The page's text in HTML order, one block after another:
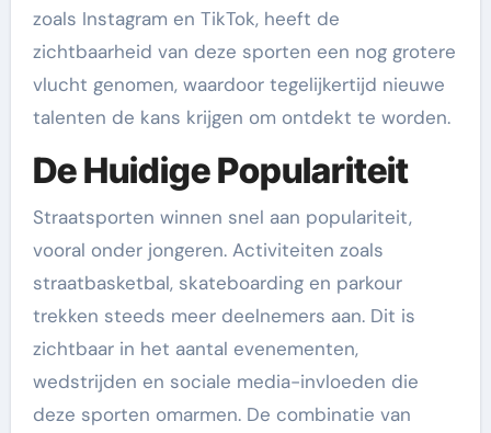
zoals Instagram en TikTok, heeft de
zichtbaarheid van deze sporten een nog grotere
vlucht genomen, waardoor tegelijkertijd nieuwe
talenten de kans krijgen om ontdekt te worden.
De Huidige Populariteit
Straatsporten winnen snel aan populariteit,
vooral onder jongeren. Activiteiten zoals
straatbasketbal, skateboarding en parkour
trekken steeds meer deelnemers aan. Dit is
zichtbaar in het aantal evenementen,
wedstrijden en sociale media-invloeden die
deze sporten omarmen. De combinatie van